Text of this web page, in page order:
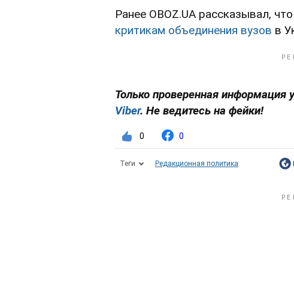
Ранее OBOZ.UA рассказывал,
критикам объединения вузов в
Только проверенная информация
Viber. Не ведитесь на фейки!
0 0
Теги Редакционная политика